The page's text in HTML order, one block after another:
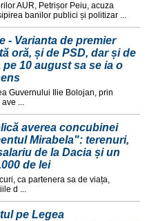
AUR, Petrișor Peiu, acuza
banilor publici și politizar ...
- Varianta de premier
oră, și de PSD, dar și de
10 august sa se ia o
Guvernului Ilie Bolojan, prin
...
averea concubinei
Mirabela": terenuri,
de la Dacia și un
de lei
ca partenera sa de viața,
d ...
pe Legea